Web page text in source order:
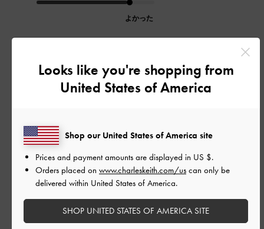
よかった
このレビューは役に立ちましたか？
ご利用者様
カバードリッジソール ローファ
ー
Looks like you're shopping from
United States of America
Shop our United States of America site
Prices and payment amounts are displayed in US $.
Orders placed on www.charleskeith.com/us can only be
delivered within United States of America.
SHOP UNITED STATES OF AMERICA SITE